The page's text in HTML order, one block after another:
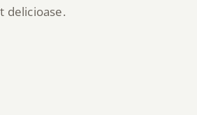
delicioase.